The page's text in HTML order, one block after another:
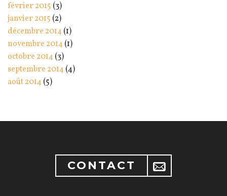
février 2015 (3)
janvier 2015 (2)
décembre 2014(1)
novembre 2014(1)
octobre 2014(3)
septembre 2014(4)
août 2014(5)
CONTACT